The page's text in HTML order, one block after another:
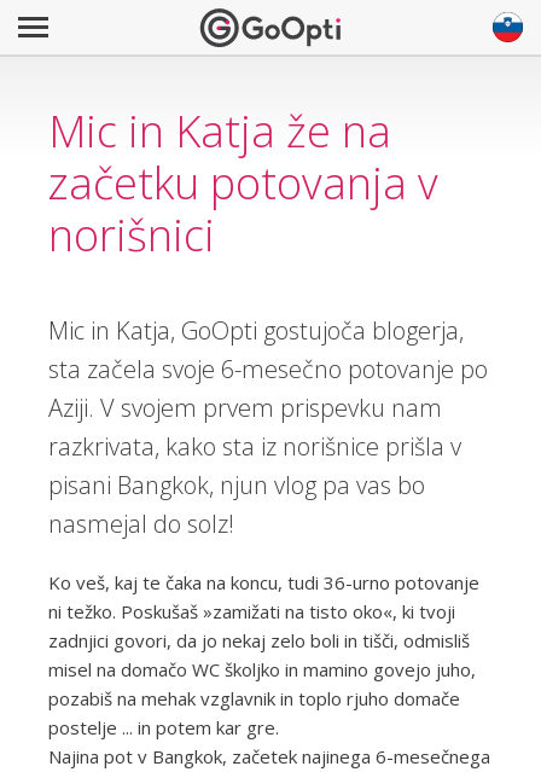
Mic in Katja že na
začetku potovanja v
norišnici
Mic in Katja, GoOpti gostujoča blogerja,
sta začela svoje 6-mesečno potovanje po
Aziji. V svojem prvem prispevku nam
razkrivata, kako sta iz norišnice prišla v
pisani Bangkok, njun vlog pa vas bo
nasmejal do solz!
Ko veš, kaj te čaka na koncu, tudi 36-urno potovanje
ni težko. Poskušaš »zamižati na tisto oko«, ki tvoji
zadnjici govori, da jo nekaj zelo boli in tišči, odmisliš
misel na domačo WC školjko in mamino govejo juho,
pozabiš na mehak vzglavnik in toplo rjuho domače
postelje ... in potem kar gre.
Najina pot v Bangkok, začetek najinega 6-mesečnega